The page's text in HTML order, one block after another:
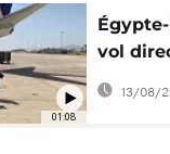
01:08
vol
Charm
13/08/